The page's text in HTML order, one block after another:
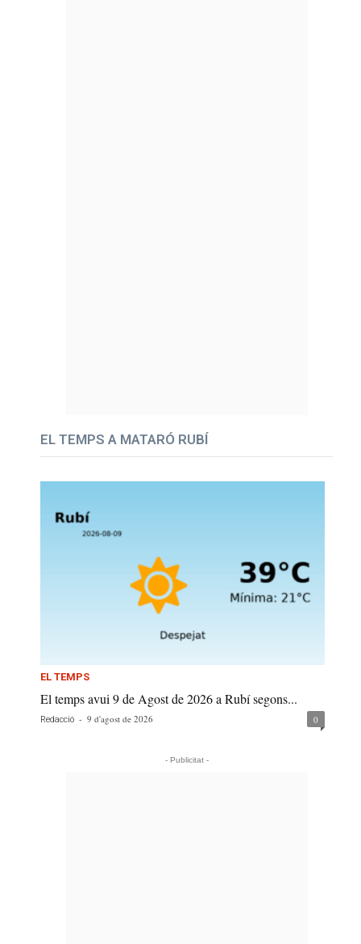
EL TEMPS A MATARÓ RUBÍ
EL TEMPS
El temps avui 9 de Agost de 2026 a Rubí segons...
Redacció - 9 d'agost de 2026 0
- Publicitat -